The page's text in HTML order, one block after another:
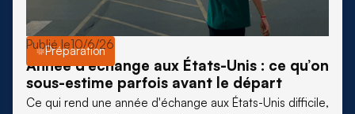
Préparation
Publié le10/6/26
Année d’échange aux États-Unis : ce qu’on
sous-estime parfois avant le départ
Ce qui rend une année d'échange aux États-Unis difficile,